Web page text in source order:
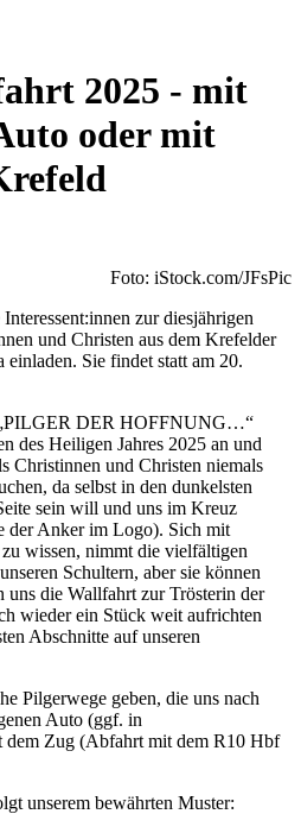
2025 - mit
oder mit
Foto: iStock.com/JFsPic
zur diesjährigen
und Christen aus dem Krefelder
Sie findet statt am 20.
DER HOFFNUNG…“
des Heiligen Jahres 2025 an und
Christinnen und Christen niemals
da selbst in den dunkelsten
sein will und uns im Kreuz
der Anker im Logo). Sich mit
wissen, nimmt die vielfältigen
Schultern, aber sie können
uns die Wallfahrt zur Trösterin der
wieder ein Stück weit aufrichten
Abschnitte auf unseren
Pilgerwege geben, die uns nach
Auto (ggf. in
dem Zug (Abfahrt mit dem R10 Hbf
unserem bewährten Muster: